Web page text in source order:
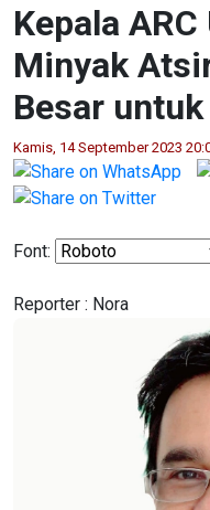
Kepala
Minyak
Besar
Kamis, 14 September 2023
Font:
Reporter : Nora